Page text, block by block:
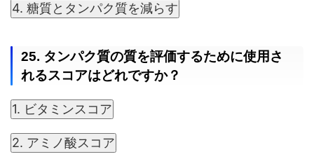
4. 糖質とタンパク質を減らす
25. タンパク質の質を評価するために使用さ
れるスコアはどれですか？
1. ビタミンスコア
2. アミノ酸スコア